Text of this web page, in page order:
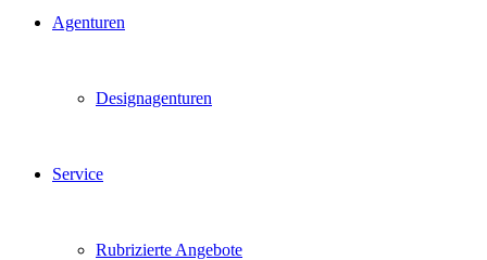
Agenturen
Designagenturen
Service
Rubrizierte Angebote